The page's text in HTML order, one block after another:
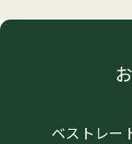
ベストレー